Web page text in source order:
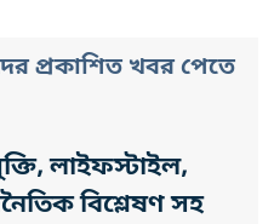
প্রকাশিত খবর পেতে
লাইফস্টাইল,
বিশ্লেষণ সহ